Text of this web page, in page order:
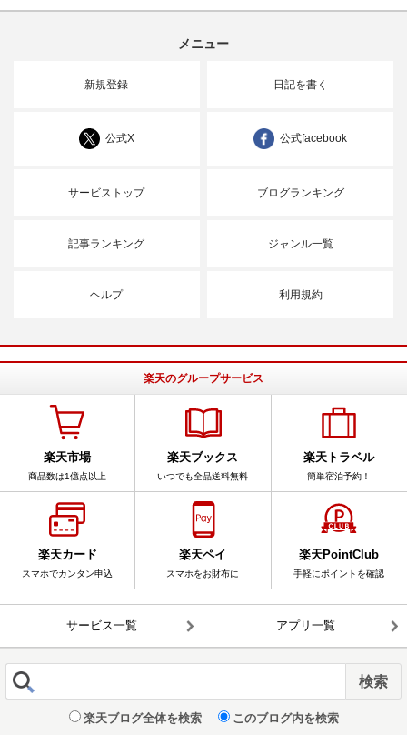
メニュー
新規登録 日記を書く
公式X 公式facebook
サービストップ ブログランキング
記事ランキング ジャンル一覧
ヘルプ 利用規約
楽天のグループサービス
楽天市場
商品数は1億点以上
楽天ブックス
いつでも全品送料無料
楽天トラベル
簡単宿泊予約！
楽天カード
スマホでカンタン申込
楽天ペイ
スマホをお財布に
楽天PointClub
手軽にポイントを確認
サービス一覧 アプリ一覧
楽天ブログ全体を検索 このブログ内を検索